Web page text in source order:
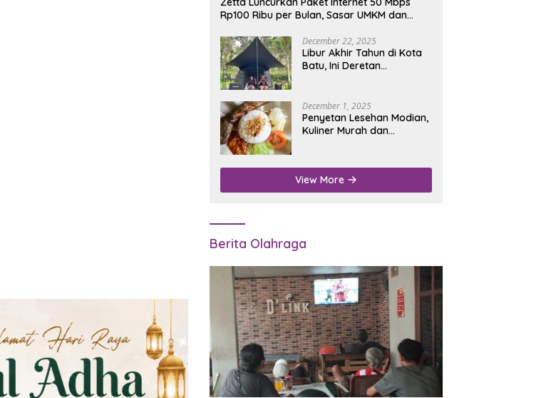
Rp100 Ribu per Bulan, Sasar UMKM dan
December 22, 2025
Libur Akhir Tahun di Kota
Batu, Ini Deretan
December 1, 2025
Penyetan Lesehan Modian,
Kuliner Murah dan
Nganjuk
View More
Berita Olahraga